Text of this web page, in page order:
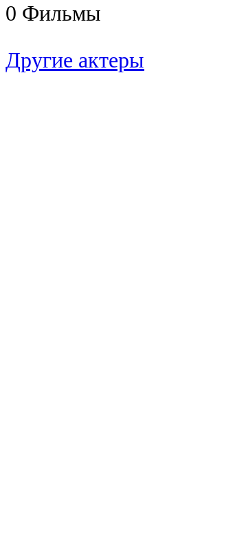
0 Фильмы
Другие актеры